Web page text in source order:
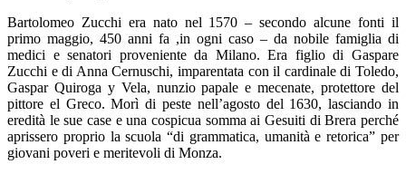
Bartolomeo Zucchi era nato nel 1570 – secondo alcune fonti il
primo maggio, 450 anni fa ,in ogni caso – da nobile famiglia di
medici e senatori proveniente da Milano. Era figlio di Gaspare
Zucchi e di Anna Cernuschi, imparentata con il cardinale di Toledo,
Gaspar Quiroga y Vela, nunzio papale e mecenate, protettore del
pittore el Greco. Morì di peste nell’agosto del 1630, lasciando in
eredità le sue case e una cospicua somma ai Gesuiti di Brera perché
aprissero proprio la scuola “di grammatica, umanità e retorica” per
giovani poveri e meritevoli di Monza.